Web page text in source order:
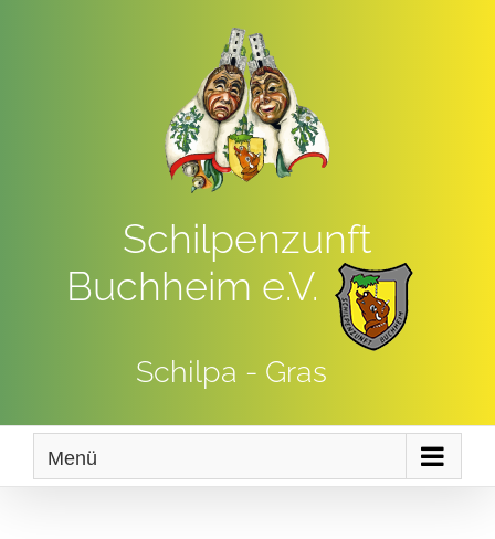
Schilpenzunft
Buchheim e.V.
Schilpa - Gras
Menü